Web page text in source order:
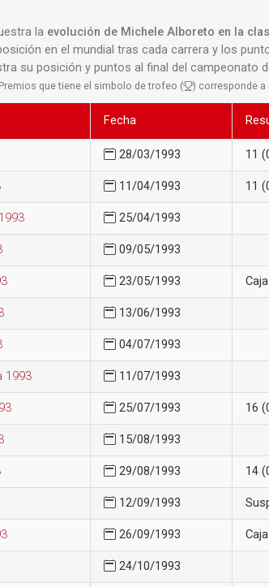
la evolución de Michele Alboreto en la
en el mundial tras cada carrera y los
su posición y puntos al final del campeonato
que tiene el simbolo de trofeo ( ) corresponde a
Fecha
28/03/1993 11
11/04/1993 11
25/04/1993
09/05/1993
23/05/1993
13/06/1993
04/07/1993
1993 11/07/1993
25/07/1993 16
15/08/1993
29/08/1993 14
12/09/1993
26/09/1993
24/10/1993